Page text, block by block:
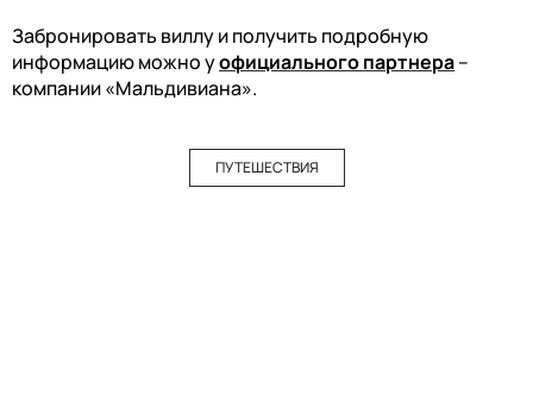
Забронировать виллу и получить подробную
информацию можно уофициального партнера–
компании «Мальдивиана».
ПУТЕШЕСТВИЯ